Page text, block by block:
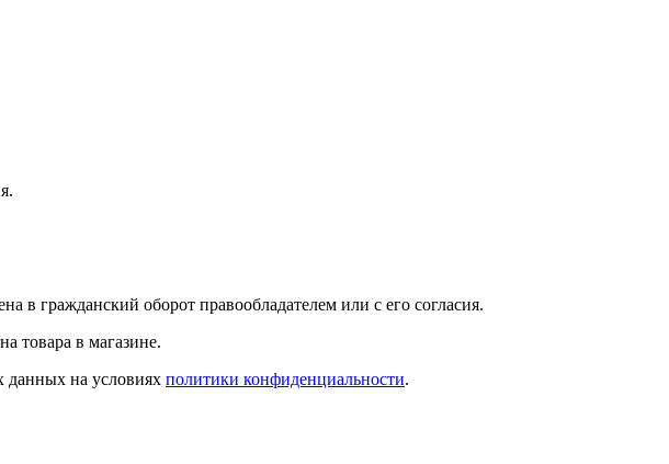
в гражданский оборот правообладателем или с его согласия.
товара в магазине.
данных на условиях политики конфиденциальности.